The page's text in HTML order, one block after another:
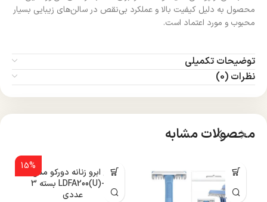
محصول به دلیل کیفیت بالا و عملکرد بی‌نقص در سالن‌های زیبایی بسیار
محبوب و مورد اعتماد است.
توضیحات تکمیلی
نظرات (0)
محصولات مشابه
15%
تیغ ابرو زنانه دورکو مدل
LDFA200(U)-3B بسته 3
عددی